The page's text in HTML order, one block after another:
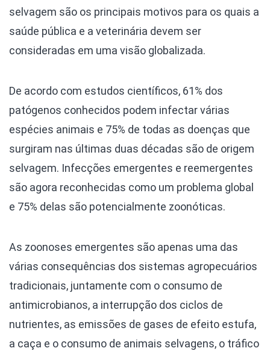
selvagem são os principais motivos para os quais a
saúde pública e a veterinária devem ser
consideradas em uma visão globalizada.
De acordo com estudos científicos, 61% dos
patógenos conhecidos podem infectar várias
espécies animais e 75% de todas as doenças que
surgiram nas últimas duas décadas são de origem
selvagem. Infecções emergentes e reemergentes
são agora reconhecidas como um problema global
e 75% delas são potencialmente zoonóticas.
As zoonoses emergentes são apenas uma das
várias consequências dos sistemas agropecuários
tradicionais, juntamente com o consumo de
antimicrobianos, a interrupção dos ciclos de
nutrientes, as emissões de gases de efeito estufa,
a caça e o consumo de animais selvagens, o tráfico